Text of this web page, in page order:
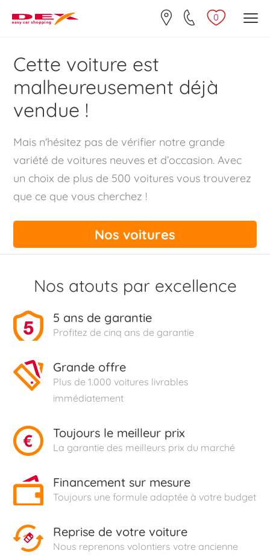
0
Cette voiture est
malheureusement déjà
vendue !
Mais n'hésitez pas de vérifier notre grande
variété de voitures neuves et d’occasion. Avec
un choix de plus de 500 voitures vous trouverez
que ce que vous cherchez !
Nos voitures
Nos atouts par excellence
5 ans de garantie
Profitez de cinq ans de garantie
Grande offre
Plus de 1.000 voitures livrables
immédiatement
Toujours le meilleur prix
La garantie des meilleurs prix du marché
Financement sur mesure
Toujours une formule adaptée à votre budget
Reprise de votre voiture
Nous reprenons volontiers votre ancienne